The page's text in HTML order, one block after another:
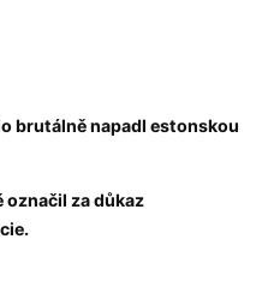
brutálně napadl estonskou
označil za důkaz